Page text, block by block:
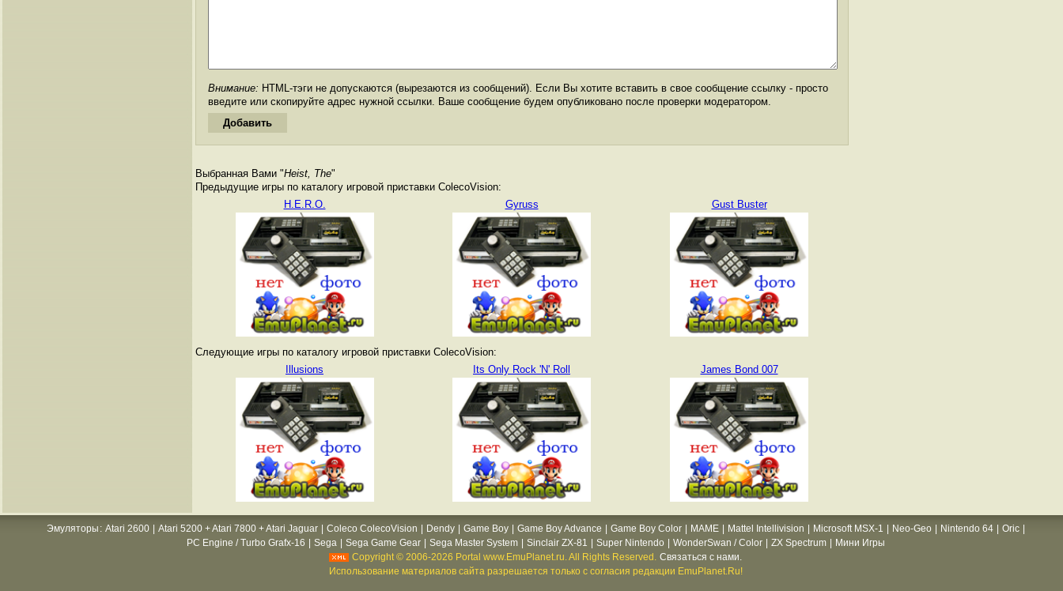
Внимание: HTML-тэги не допускаются (вырезаются из сообщений). Если Вы хотите вставить в свое сообщение ссылку - просто
введите или скопируйте адрес нужной ссылки. Ваше сообщение будем опубликовано после проверки модератором.
Выбранная Вами "Heist, The"
Предыдущие игры по каталогу игровой приставки ColecoVision:
H.E.R.O.
Gyruss Gust Buster
Следующие игры по каталогу игровой приставки ColecoVision:
Illusions
Its Only Rock 'N' Roll James Bond 007
Эмуляторы : Atari 2600 Atari 5200 + Atari 7800 + Atari Jaguar Coleco ColecoVision Dendy Game Boy Game Boy Advance Game Boy Color MAME Mattel Intellivision Microsoft MSX-1 Neo-Geo Nintendo 64 Oric
PC Engine / Turbo Grafx-16
Sega Sega Game Gear Sega Master System Sinclair ZX-81 Super Nintendo WonderSwan / Color ZX Spectrum
Мини Игры
Copyright © 2006-2026 Portal www.EmuPlanet.ru. All Rights Reserved. Связаться с нами.
Использование материалов сайта разрешается только с согласия редакции EmuPlanet.Ru!